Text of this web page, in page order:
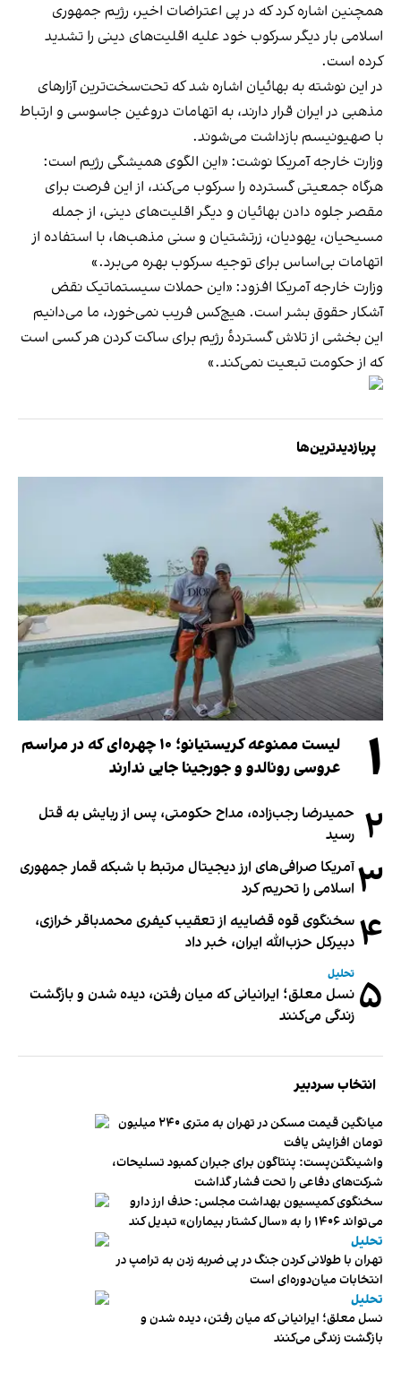
همچنین اشاره کرد که در پی اعتراضات اخیر، رژیم جمهوری
اسلامی بار دیگر سرکوب خود علیه اقلیت‌های دینی را تشدید
کرده است.
در این نوشته به بهائیان اشاره شد که تحت‌سخت‌ترین آزارهای
مذهبی در ایران قرار دارند، به اتهامات دروغین جاسوسی و ارتباط
با صهیونیسم بازداشت می‌شوند.
وزارت خارجه آمریکا نوشت: «این الگوی همیشگی رژیم است:
هرگاه جمعیتی گسترده را سرکوب می‌کند، از این فرصت برای
مقصر جلوه دادن بهائیان و دیگر اقلیت‌های دینی، از جمله
مسیحیان، یهودیان، زرتشتیان و سنی مذهب‌ها، با استفاده از
اتهامات بی‌اساس برای توجیه سرکوب بهره می‌برد.»
وزارت خارجه آمریکا افزود: «این حملات سیستماتیک نقض
آشکار حقوق بشر است. هیچ‌کس فریب نمی‌خورد، ما می‌دانیم
این بخشی از تلاش گستردهٔ رژیم برای ساکت کردن هر کسی است
که از حکومت تبعیت نمی‌کند.»
پربازدیدترین‌ها
۱
لیست ممنوعه کریستیانو؛ ۱۰ چهره‌ای که در مراسم
عروسی رونالدو و جورجینا جایی ندارند
۲ حمیدرضا رجب‌زاده، مداح حکومتی، پس از ربایش به قتل
رسید
۳آمریکا صرافی‌های ارز دیجیتال مرتبط با شبکه قمار جمهوری
اسلامی را تحریم کرد
۴ سخنگوی قوه قضاییه از تعقیب کیفری محمدباقر خرازی،
دبیر‌کل حزب‌الله ایران، خبر داد
۵ تحلیل
نسل معلق؛ ایرانیانی که میان رفتن، دیده شدن و بازگشت
زندگی می‌کنند
انتخاب سردبیر
میانگین قیمت مسکن در تهران به متری ۲۴۰ میلیون
تومان افزایش یافت
واشینگتن‌پست: پنتاگون برای جبران کمبود تسلیحات،
شرکت‌های دفاعی را تحت فشار گذاشت
سخنگوی کمیسیون بهداشت مجلس: حذف ارز دارو
می‌تواند ۱۴۰۶ را به «سال کشتار بیماران» تبدیل کند
تحلیل
تهران با طولانی کردن جنگ در پی ضربه زدن به ترامپ در
انتخابات میان‌دوره‌ای است
تحلیل
نسل معلق؛ ایرانیانی که میان رفتن، دیده شدن و
بازگشت زندگی می‌کنند